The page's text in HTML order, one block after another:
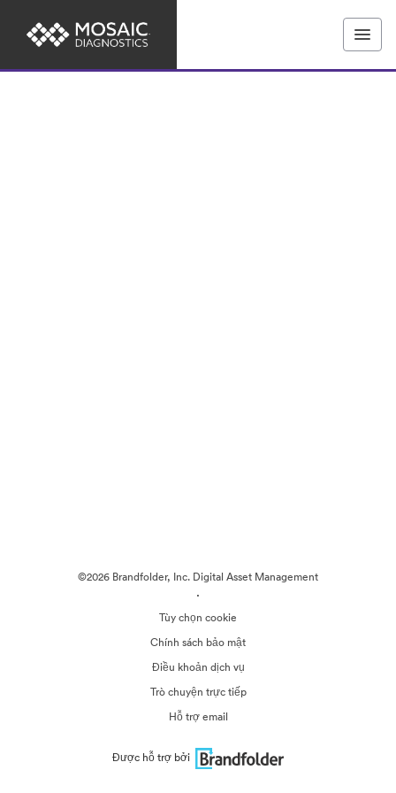
©2026 Brandfolder, Inc. Digital Asset Management
·
Tùy chọn cookie
Chính sách bảo mật
Điều khoản dịch vụ
Trò chuyện trực tiếp
Hỗ trợ email
Được hỗ trợ bởi